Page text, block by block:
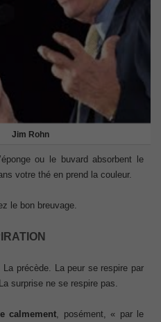
Jim Rohn
ou le buvard absorbent le
votre thé en prend la couleur.
le bon breuvage.
La précède. La peur se respire par
surprise ne se respire pas.
calmement , posément, « par le